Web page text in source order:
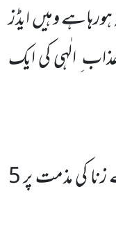
ہے وہیںایڈز
الٰہی کی ایک
کی مذمت پر5